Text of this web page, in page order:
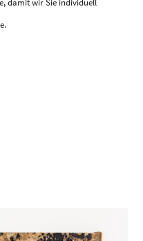
damit wir Sie individuell